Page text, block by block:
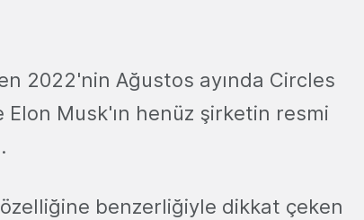
2022'nin Ağustos ayında Circles
Elon Musk'ın henüz şirketin resmi
benzerliğiyle dikkat çeken